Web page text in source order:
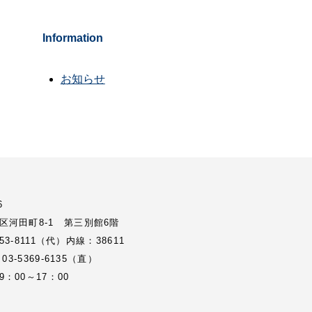
Information
お知らせ
河田町8-1 第三別館6階
8111（代）内線：38611
5369-6135（直）
：00～17：00